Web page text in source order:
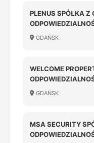
PLENUS SPÓŁKA Z
GDAŃSK
WELCOME
GDAŃSK
MSA SECURITY